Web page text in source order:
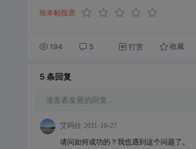
给本帖投票
194 5 打赏 收藏
5 条回复
请发表友善的回复…
艾码仕 2011-10-27
请问如何成功的？我也遇到这个问题了。